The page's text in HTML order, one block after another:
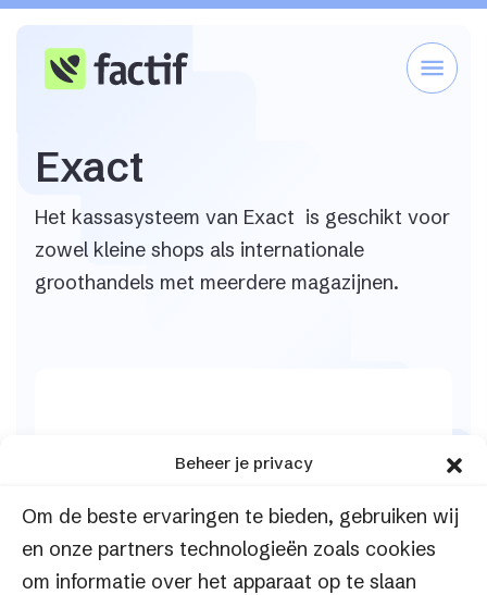
Beheer je privacy
Om de beste ervaringen te bieden, gebruiken wij
en onze partners technologieën zoals cookies
om informatie over het apparaat op te slaan
Exact
Het kassasysteem van Exact is geschikt voor
zowel kleine shops als internationale
groothandels met meerdere magazijnen.